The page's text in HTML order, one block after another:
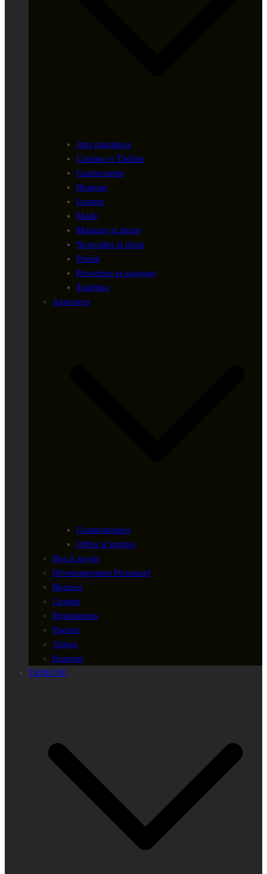
Arts plastiques
Cinéma et Théâtre
Gastronomie
Humour
Lecture
Mode
Musique et danse
Nouvelles et récits
Poésie
Proverbes et sagesses
Tradition
Annonces
Communiqués
Offres d’emploi
Bon à savoir
Développement Personnel
Bourses
Cuisine
Destinations
Portrait
Videos
Humour
TRIBUNE